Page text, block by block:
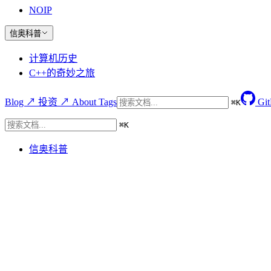
NOIP
信奥科普
计算机历史
C++的奇妙之旅
Blog ↗ 投资 ↗ About Tags ⌘K
⌘K
信奥科普